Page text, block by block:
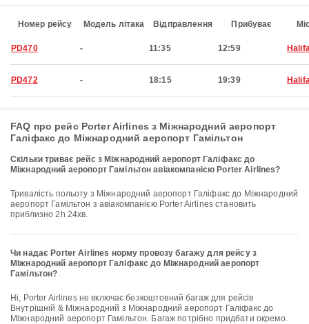
Номер рейсу Модель літака Відправлення Прибуває
PD470 - 11:35 12:59
PD472 - 18:15 19:39
FAQ про рейс Porter Airlines з Міжнародний аеропорт
Галіфакс до Міжнародний аеропорт Гамільтон
Скільки триває рейс з Міжнародний аеропорт Галіфакс до
Міжнародний аеропорт Гамільтон авіакомпанією Porter Airlines?
Тривалість польоту з Міжнародний аеропорт Галіфакс до Міжнародний
аеропорт Гамільтон з авіакомпанією Porter Airlines становить
приблизно 2h 24хв.
Чи надає Porter Airlines норму провозу багажу для рейсу з
Міжнародний аеропорт Галіфакс до Міжнародний аеропорт
Гамільтон?
Ні, Porter Airlines не включає безкоштовний багаж для рейсів
Внутрішній & Міжнародний з Міжнародний аеропорт Галіфакс до
Міжнародний аеропорт Гамільтон. Багаж потрібно придбати окремо.